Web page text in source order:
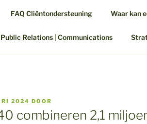
FAQ Cliëntondersteuning Waar kan
Public Relations | Communications
2024 DOOR
combineren 2,1